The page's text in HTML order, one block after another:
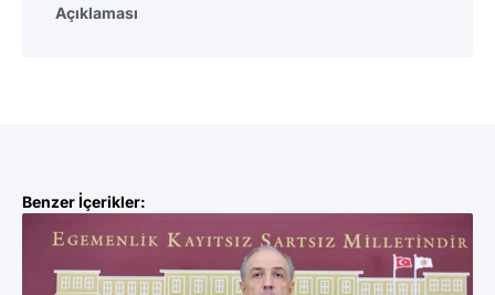
Açıklaması
Benzer İçerikler: